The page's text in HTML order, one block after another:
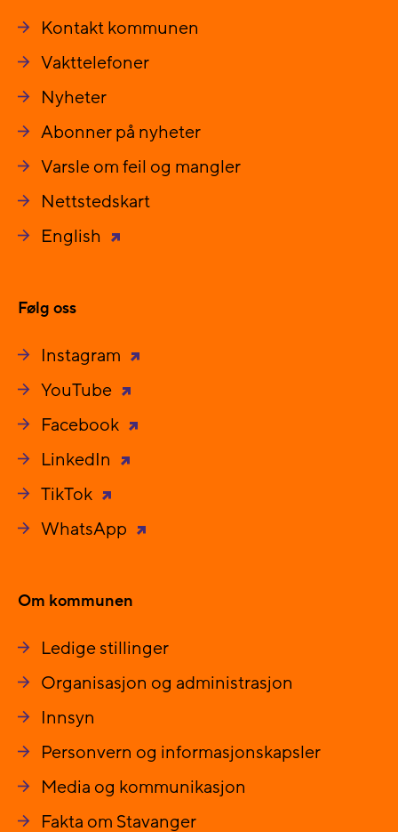
Kontakt kommunen
Vakttelefoner
Nyheter
Abonner på nyheter
Varsle om feil og mangler
Nettstedskart
English
Følg oss
Instagram
YouTube
Facebook
LinkedIn
TikTok
WhatsApp
Om kommunen
Ledige stillinger
Organisasjon og administrasjon
Innsyn
Personvern og informasjonskapsler
Media og kommunikasjon
Fakta om Stavanger